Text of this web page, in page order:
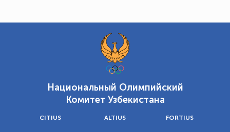
Национальный Олимпийский
Комитет Узбекистана
CITIUS ALTIUS FORTIUS